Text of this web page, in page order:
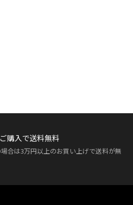
購入で送料無料
合は3万円以上のお買い上げで送料が無